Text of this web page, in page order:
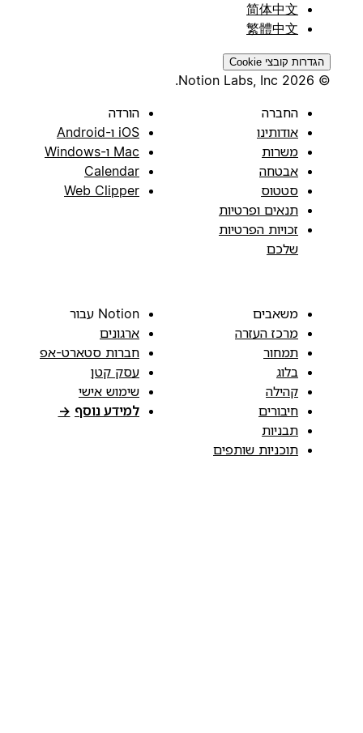
简体中文
繁體中文
הגדרות קובצי Cookie
החברה
אודותינו
משרות
אבטחה
סטטוס
תנאים ופרטיות
זכויות הפרטיות
שלכם
הורדה
iOS ו-Android
Mac ו-Windows
Calendar
Web Clipper
משאבים
מרכז העזרה
תמחור
בלוג
קהילה
חיבורים
תבניות
תוכניות שותפים
Notion עבור
ארגונים
חברות סטארט-אפ
עסק קטן
שימוש אישי
למידע נוסף →